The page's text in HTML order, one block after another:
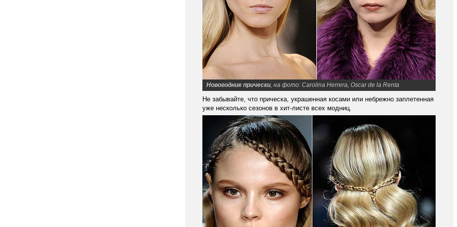
Новогодние прически, на фото: Carolina Herrera, Oscar de la Renta
Не забывайте, что прическа, украшенная косами или небрежно заплетенная
уже несколько сезонов в хит-листе всех модниц.